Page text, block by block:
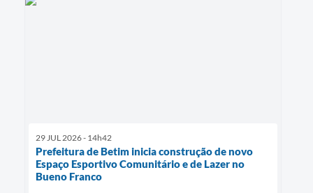
29 JUL 2026 - 14h42
Prefeitura de Betim inicia construção de novo
Espaço Esportivo Comunitário e de Lazer no
Bueno Franco